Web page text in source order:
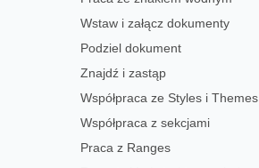
Wstaw i załącz dokumenty
Podziel dokument
Znajdź i zastąp
Współpraca ze Styles i Themes
Współpraca z sekcjami
Praca z Ranges